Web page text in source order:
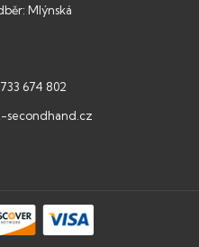
Mlýnská
674 802
secondhand.cz